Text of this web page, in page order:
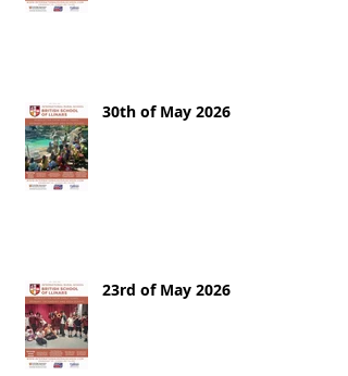
30th of May 2026
23rd of May 2026